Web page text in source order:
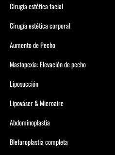
Cirugía estética facial
Cirugía estética corporal
Aumento de Pecho
Mastopexia: Elevación de pecho
Liposucción
Lipováser & Microaire
Abdominoplastia
Blefaroplastia completa